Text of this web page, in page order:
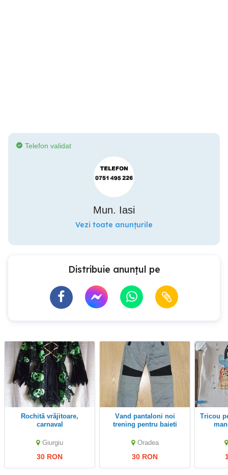
Telefon validat
Mun. Iasi
Vezi toate anunțurile
Distribuie anunțul pe
Rochită vrăjitoare,
carnaval
Giurgiu
30 RON
vand pantaloni noi
trening pentru baieti
Oradea
30 RON
Tricou pentru copii pictat